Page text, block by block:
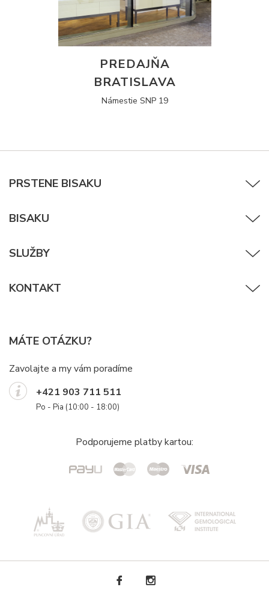
PREDAJŇA
BRATISLAVA
Námestie SNP 19
PRSTENE BISAKU
BISAKU
SLUŽBY
KONTAKT
MÁTE OTÁZKU?
Zavolajte a my vám poradíme
+421 903 711 511
Po - Pia (10:00 - 18:00)
Podporujeme platby kartou: